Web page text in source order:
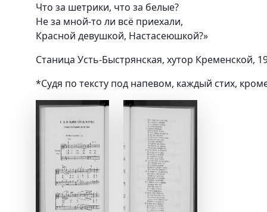
Что за шетрики, что за белые?
Не за мной-то ли всё приехали,
Красной девушкой, Настасеюшкой?»
Станица Усть-Быстрянская, хутор Кременской,
*Судя по тексту под напевом, каждый стих,